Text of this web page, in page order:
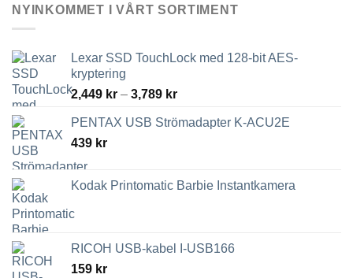
NYINKOMMET I VÅRT SORTIMENT
Lexar SSD TouchLock med 128-bit AES-
kryptering
2,449 kr – 3,789 krPrisintervall:
till
PENTAX USB Strömadapter K-ACU2E
439 kr
Kodak Printomatic Barbie Instantkamera
RICOH USB-kabel I-USB166
159 kr